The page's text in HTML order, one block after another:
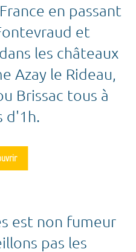
en passant
et
les châteaux
Azay le Rideau,
Brissac tous à
d'1h.
est non fumeur
pas les